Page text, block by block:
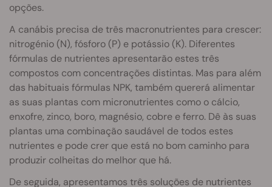
opções.
A canábis precisa de três macronutrientes para crescer:
nitrogénio (N), fósforo (P) e potássio (K). Diferentes
fórmulas de nutrientes apresentarão estes três
compostos com concentrações distintas. Mas para além
das habituais fórmulas NPK, também quererá alimentar
as suas plantas com micronutrientes como o cálcio,
enxofre, zinco, boro, magnésio, cobre e ferro. Dê às suas
plantas uma combinação saudável de todos estes
nutrientes e pode crer que está no bom caminho para
produzir colheitas do melhor que há.
De seguida, apresentamos três soluções de nutrientes